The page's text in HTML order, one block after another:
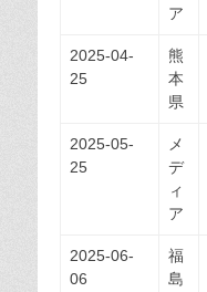
ア
2025-04-
25
熊
本
県
2025-05-
25
メ
デ
ィ
ア
2025-06-
06
福
島